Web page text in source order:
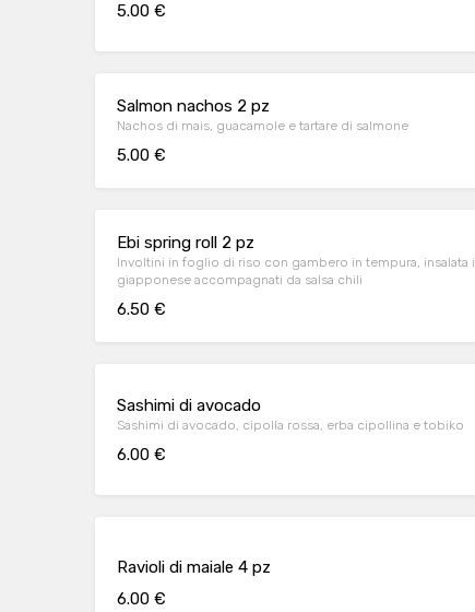
5.00 €
Salmon nachos 2 pz
Nachos di mais, guacamole e tartare di salmone
5.00 €
Ebi spring roll 2 pz
Involtini in foglio di riso con gambero in tempura, insalata
giapponese accompagnati da salsa chili
6.50 €
Sashimi di avocado
Sashimi di avocado, cipolla rossa, erba cipollina e tobiko
6.00 €
Ravioli di maiale 4 pz
6.00 €